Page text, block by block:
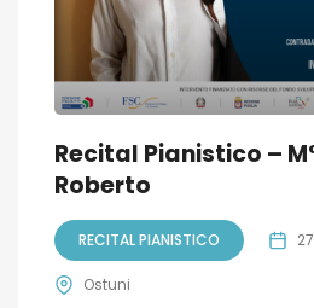
Recital Pianistico –
Roberto
RECITAL PIANISTICO
Ostuni